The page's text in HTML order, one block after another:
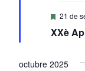
XXè
21 de
octubre 2025